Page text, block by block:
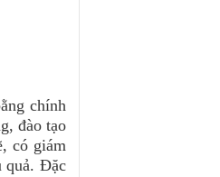
chính
đào tạo
có giám
quả. Đặc